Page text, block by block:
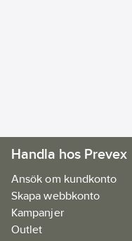
Handla hos Prevex
Ansök om kundkonto
Skapa webbkonto
Kampanjer
Outlet